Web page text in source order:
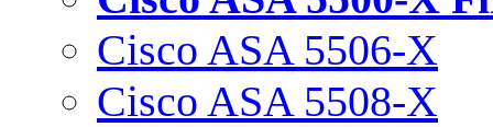
Cisco ASA 5506-X
Cisco ASA 5508-X